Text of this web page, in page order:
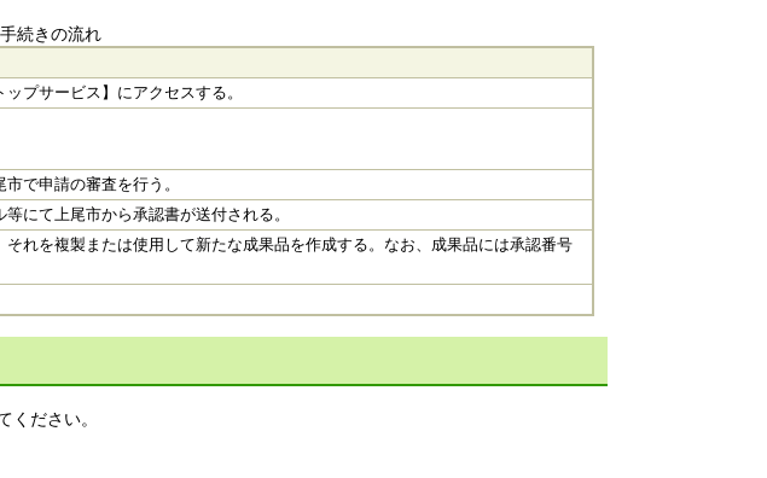
続きの流れ
プサービス】にアクセスする。
で申請の審査を行う。
にて上尾市から承認書が送付される。
れを複製または使用して新たな成果品を作成する。なお、成果品には承認番号
ださい。